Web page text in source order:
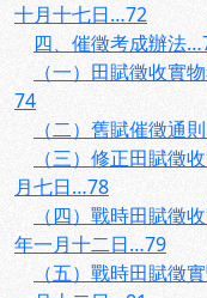
十月十七日…72
四、催徵考成辦法
（一）田賦徵收
74
（二）舊賦催徵
（三）修正田賦
月七日…78
（四）戰時田賦
年一月十二日…79
（五）戰時田賦